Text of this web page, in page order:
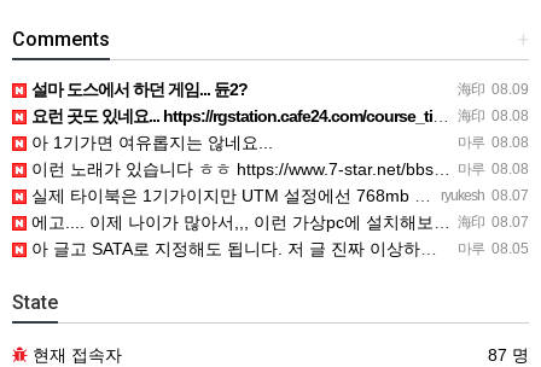
+
Comments
海印 08.09
설마 도스에서 하던 게임... 듄2?
海印 08.08
요런 곳도 있네요... https://rgstation.cafe24.com/course_tip/306500
마루 08.08
아 1기가면 여유롭지는 않네요...
마루 08.08
이런 노래가 있습니다 ㅎㅎ https://www.7-star.net/bbs/board.php?bo_table…
ryukesh 08.07
실제 타이북은 1기가이지만 UTM 설정에선 768mb 입니다. 1기가나 그 보다 넘게 설정하면 UTM 에뮬레…
海印 08.07
에고.... 이제 나이가 많아서,,, 이런 가상pc에 설치해보는 것도 귀찮군요.. ㅎㅎ 날씨도 덥고.....…
마루 08.05
아 글고 SATA로 지정해도 됩니다. 저 글 진짜 이상하네요. 옛날꺼 퍼와서 그런거 같은데요.
State
현재 접속자
87 명